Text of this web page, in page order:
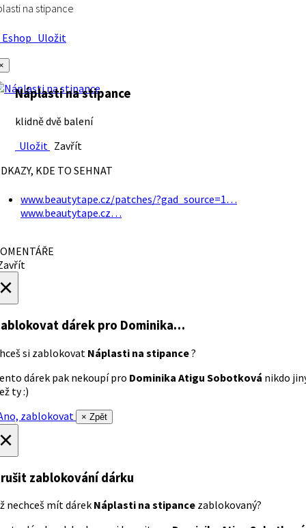
na stipance
Uložit
Náplasti na stipance
klidně dvě balení
Uložit Zavřít
KDE TO SEHNAT
www.beautytape.cz/patches/?gad_source=1…
www.beautytape.cz…
dárek pro Dominika…
si zablokovat Náplasti na stipance?
dárek pak nekoupí pro Dominika Atigu Sobotková nikdo
ty :)
zablokovat
× Zpět
zablokování dárku
nechceš mít dárek Náplasti na stipance zablokovaný?